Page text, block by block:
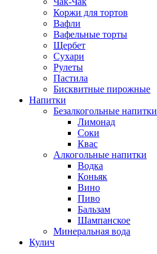
Коржи для тортов
Вафли
Вафельные торты
Щербет
Сухари
Рулеты
Пастила
Бисквитные пирожные
Напитки
Безалкогольные напитки
Лимонад
Соки
Квас
Алкогольные напитки
Водка
Коньяк
Вино
Пиво
Бальзам
Шампанское
Минеральная вода
Кулич